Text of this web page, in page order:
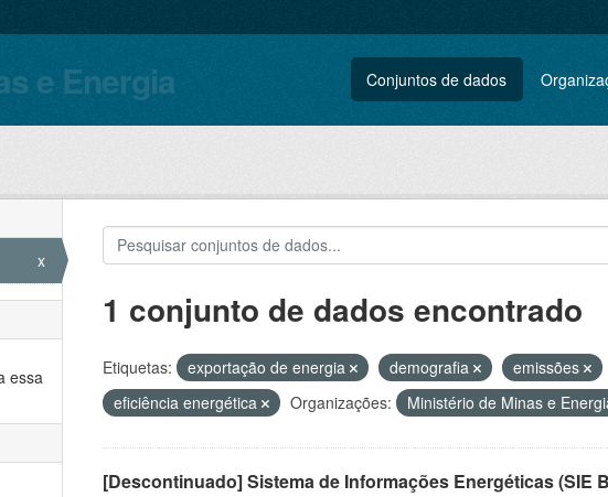
e Energia Conjuntos de dados
x
essa
1 conjunto de dados encontrado
Etiquetas: exportação de energia demografia
emissões
eficiência energética
Organizações: Ministério de Minas e
[Descontinuado] Sistema de Informações Energéticas (SIE